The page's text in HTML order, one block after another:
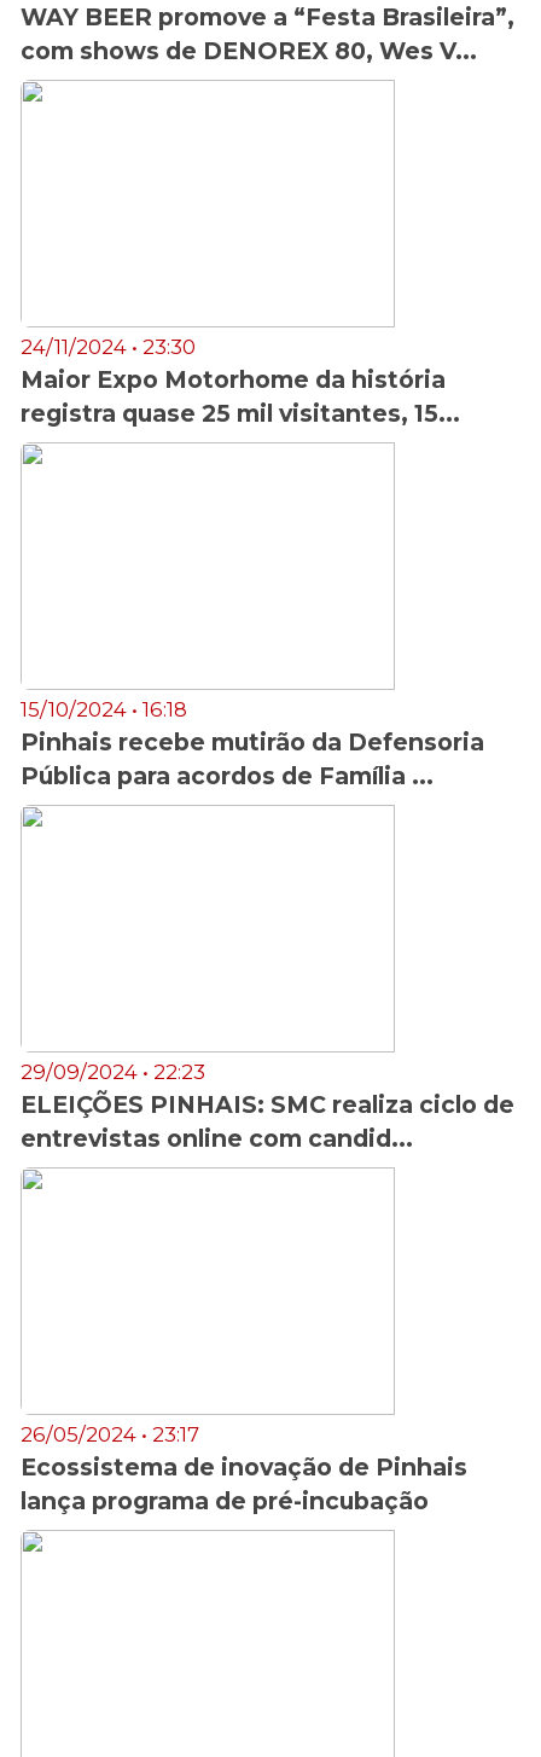
WAY BEER promove a “Festa Brasileira”,
com shows de DENOREX 80, Wes V...
24/11/2024 • 23:30
Maior Expo Motorhome da história
registra quase 25 mil visitantes, 15...
15/10/2024 • 16:18
Pinhais recebe mutirão da Defensoria
Pública para acordos de Família ...
29/09/2024 • 22:23
ELEIÇÕES PINHAIS: SMC realiza ciclo de
entrevistas online com candid...
26/05/2024 • 23:17
Ecossistema de inovação de Pinhais
lança programa de pré-incubação